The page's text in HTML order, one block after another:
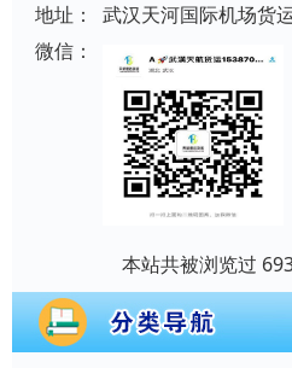
地址：
武汉天河国际机场货
微信：
本站共被浏览过